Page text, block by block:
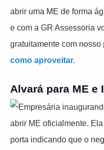
abrir uma ME de forma
e com a GR Assessoria
gratuitamente com
como aproveitar.
Alvará para ME e